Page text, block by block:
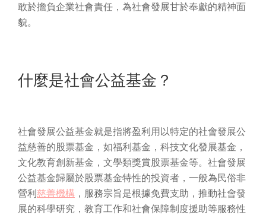
敢於擔負企業社會責任，為社會發展甘於奉獻的精神面
貌。
什麼是社會公益基金？
社會發展公益基金就是指將盈利用以特定的社會發展公
益慈善的股票基金，如福利基金，科技文化發展基金，
文化教育創新基金，文學類獎賞股票基金等。社會發展
公益基金歸屬於股票基金特性的投資者，一般為民俗非
營利慈善機構 ，服務宗旨是根據免費支助，推動社會發
展的科學研究，教育工作和社會保障制度援助等服務性